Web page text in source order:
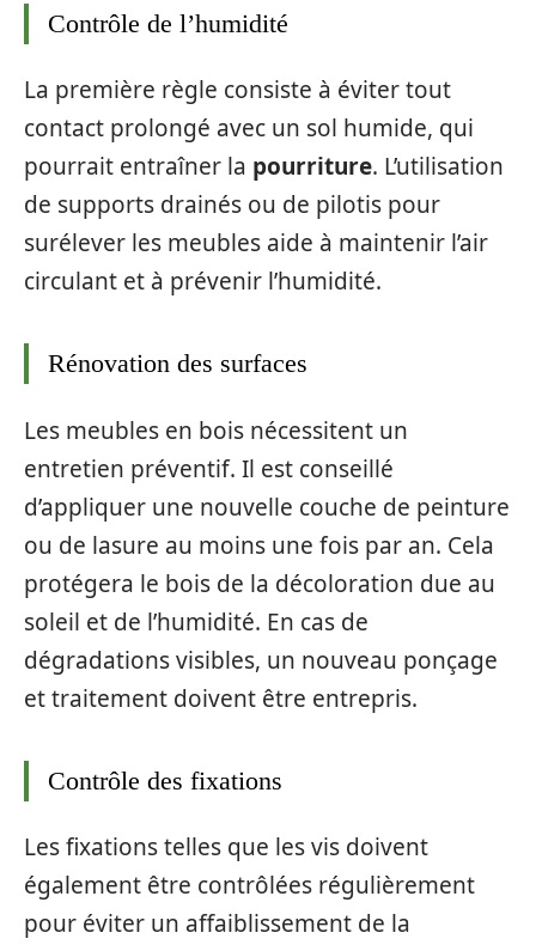
Contrôle de l’humidité
La première règle consiste à éviter tout
contact prolongé avec un sol humide, qui
pourrait entraîner la pourriture. L’utilisation
de supports drainés ou de pilotis pour
surélever les meubles aide à maintenir l’air
circulant et à prévenir l’humidité.
Rénovation des surfaces
Les meubles en bois nécessitent un
entretien préventif. Il est conseillé
d’appliquer une nouvelle couche de peinture
ou de lasure au moins une fois par an. Cela
protégera le bois de la décoloration due au
soleil et de l’humidité. En cas de
dégradations visibles, un nouveau ponçage
et traitement doivent être entrepris.
Contrôle des fixations
Les fixations telles que les vis doivent
également être contrôlées régulièrement
pour éviter un affaiblissement de la